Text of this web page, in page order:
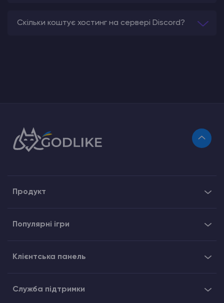
Скільки коштує хостинг на сервері Discord?
Продукт
Популярні ігри
Клієнтська панель
Служба підтримки